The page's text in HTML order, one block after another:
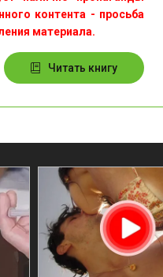
контента - просьба
материала.
Читать книгу